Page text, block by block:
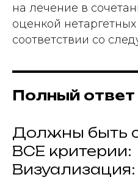
на лечение в
оценкой нетаргетных
соответствии со
Полный ответ
Должны быть
ВСЕ критерии:
Визуализация: